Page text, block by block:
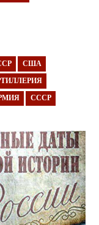
США
СССР